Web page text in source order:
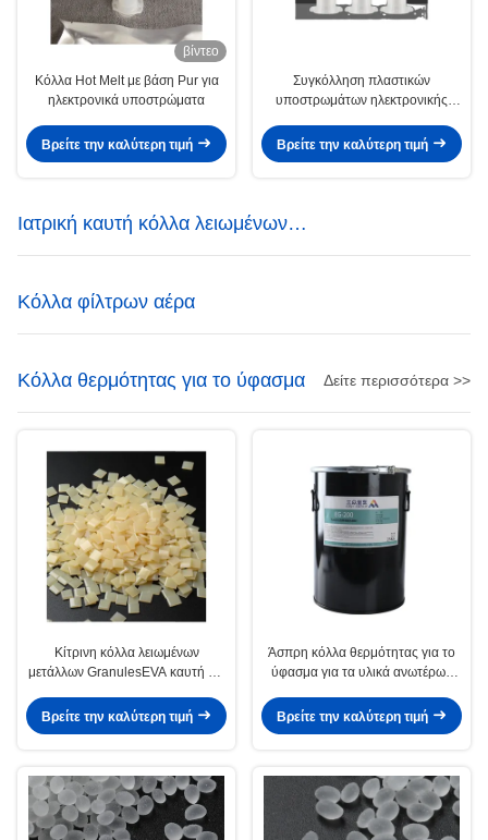
βίντεο
Κόλλα Hot Melt με βάση Pur για
ηλεκτρονικά υποστρώματα
Βρείτε την καλύτερη τιμή
Συγκόλληση πλαστικών
υποστρωμάτων ηλεκτρονικής
Βρείτε την καλύτερη τιμή
Ιατρική καυτή κόλλα λειωμένων
μετάλλων
Κόλλα φίλτρων αέρα
Κόλλα θερμότητας για το ύφασμα Δείτε περισσότερα >>
Κίτρινη κόλλα λειωμένων
μετάλλων GranulesEVA καυτή για
Βρείτε την καλύτερη τιμή
Άσπρη κόλλα θερμότητας για το
ύφασμα για τα υλικά ανωτέρων
Βρείτε την καλύτερη τιμή